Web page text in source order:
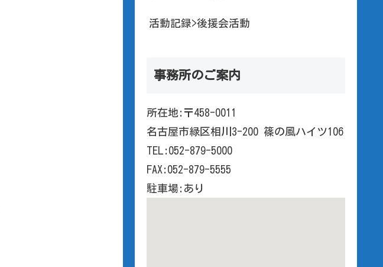
活動記録>後援会活動
事務所のご案内
所在地:〒458-0011
名古屋市緑区相川3-200 篠の風ハイツ106
TEL:052-879-5000
FAX:052-879-5555
駐車場:あり